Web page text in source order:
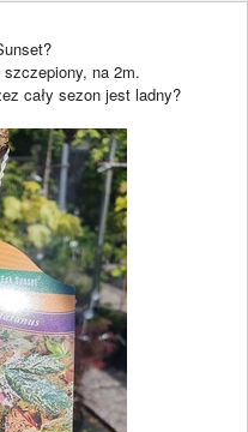
na 2m.
cały sezon jest ladny?